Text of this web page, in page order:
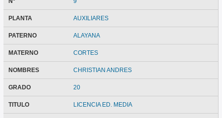
PLANTA AUXILIARES
PATERNO ALAYANA
MATERNO CORTES
NOMBRES CHRISTIAN ANDRES
GRADO 20
TITULO LICENCIA ED. MEDIA